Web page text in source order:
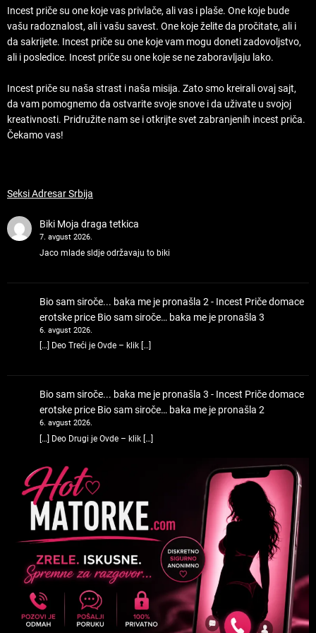
Incest priče su one koje vas privlače, ali vas i plaše. One koje bude
vašu radoznalost, ali i vašu savest. One koje želite da pročitate, ali i
da sakrijete. Incest priče su one koje vam mogu doneti zadovoljstvo,
ali i posledice. Incest priče su one koje se ne zaboravljaju lako.
Incest priče su naša strast i naša misija. Zato smo kreirali ovaj sajt,
da vam pomognemo da ostvarite svoje snove i da uživate u svojoj
kreativnosti. Pridružite nam se i otkrijte svet zabranjenih incest priča.
Čekamo vas!
Seksi Adresar Srbija
Biki Moja draga tetkica
7. avgust 2026.
Jaco mlade sldje održavaju to biki
Bio sam siroče... baka me je pronašla 2 - Incest Priče domace
erotske price Bio sam siroče… baka me je pronašla 3
6. avgust 2026.
[…] Deo Treći je Ovde – klik […]
Bio sam siroče... baka me je pronašla 3 - Incest Priče domace
erotske price Bio sam siroče… baka me je pronašla 2
6. avgust 2026.
[…] Deo Drugi je Ovde – klik […]